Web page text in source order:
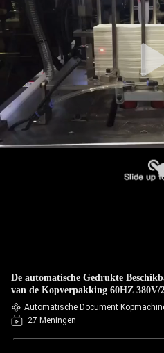
De automatische Gedrukte
van de Kopverpakking 60HZ 380V/
Automatische Document
27 Meningen